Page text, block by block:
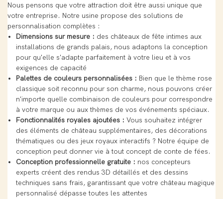
Nous pensons que votre attraction doit être aussi unique que
votre entreprise. Notre usine propose des solutions de
personnalisation complètes :
Dimensions sur mesure : des châteaux de fête intimes aux
installations de grands palais, nous adaptons la conception
pour qu'elle s'adapte parfaitement à votre lieu et à vos
exigences de capacité
Palettes de couleurs personnalisées : Bien que le thème rose
classique soit reconnu pour son charme, nous pouvons créer
n'importe quelle combinaison de couleurs pour correspondre
à votre marque ou aux thèmes de vos événements spéciaux.
Fonctionnalités royales ajoutées : Vous souhaitez intégrer
des éléments de château supplémentaires, des décorations
thématiques ou des jeux royaux interactifs ? Notre équipe de
conception peut donner vie à tout concept de conte de fées.
Conception professionnelle gratuite : nos concepteurs
experts créent des rendus 3D détaillés et des dessins
techniques sans frais, garantissant que votre château magique
personnalisé dépasse toutes les attentes